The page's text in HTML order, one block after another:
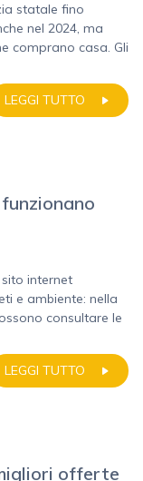
statale fino
nel 2024, ma
comprano casa. Gli
LEGGI TUTTO
internet
e ambiente: nella
consultare le
LEGGI TUTTO
offerte